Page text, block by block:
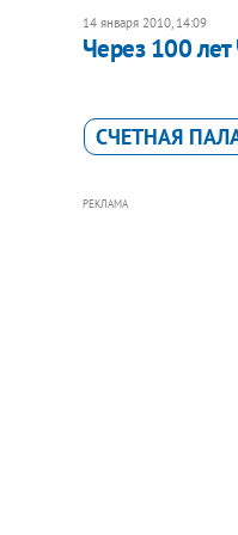
14 января 2010, 14:09
Через 100
СЧЕТНАЯ
РЕКЛАМА